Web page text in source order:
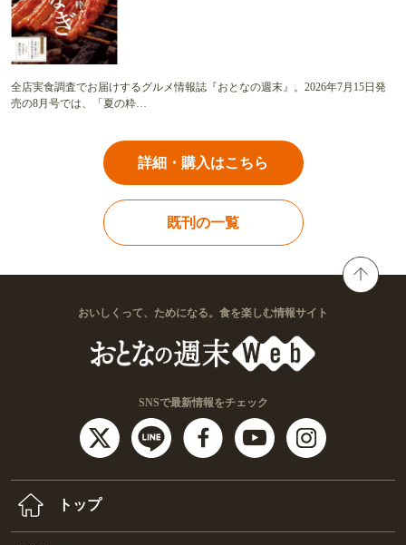
全店実食調査でお届けするグルメ情報誌『おとなの週末』。2026年7月15日発
売の8月号では、「夏の粋…
詳細・購入はこちら
既刊の一覧
おいしくって、ためになる。食を楽しむ情報サイト
SNSで最新情報をチェック
トップ